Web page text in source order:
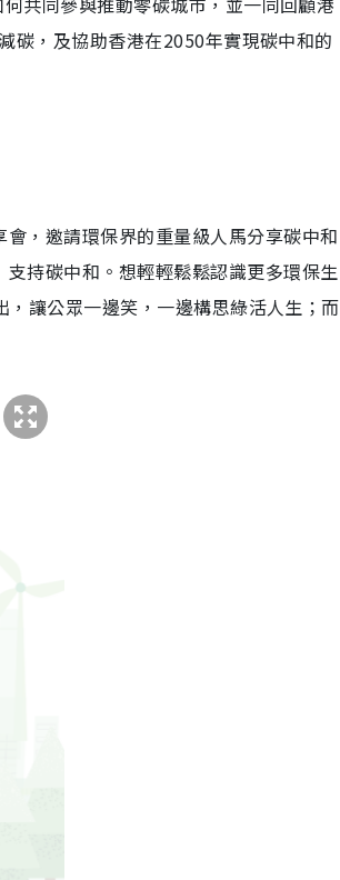
碳，及協助香港在2050年實現碳中和的
，邀請環保界的重量級人馬分享碳中和
持碳中和。想輕輕鬆鬆認識更多環保生
讓公眾一邊笑，一邊構思綠活人生；而